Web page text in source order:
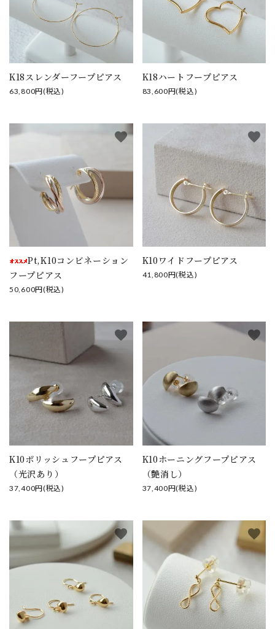
K18スレンダーフープピアス
63,800円(税込)
K18ハートフープピアス
83,600円(税込)
Pt,K10コンビネーション
フープピアス
50,600円(税込)
favorite
K10ワイドフープピアス
41,800円(税込)
favorite
K10ポリッシュフープピアス
（光沢あり）
37,400円(税込)
favorite
K10ホーニングフープピアス
（艶消し）
37,400円(税込)
favorite
favorite favorite